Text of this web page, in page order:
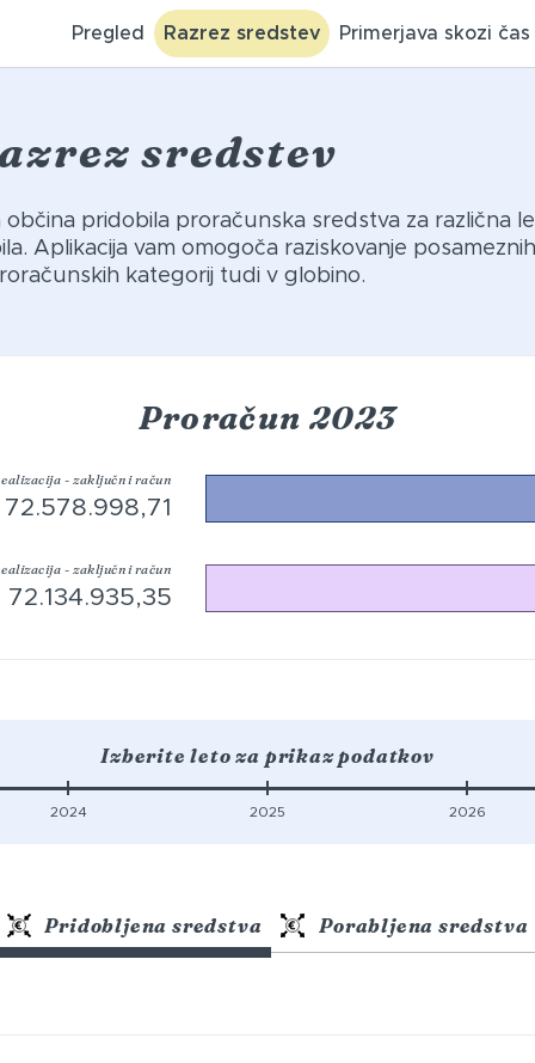
Pregled Razrez sredstev Primerjava skozi čas
sredstev
občina pridobila proračunska sredstva za različna
Aplikacija vam omogoča raziskovanje posameznih
kategorij tudi v globino.
Proračun 2023
- zaključni račun
72.578.998,71
- zaključni račun
72.134.935,35
Izberite leto za prikaz podatkov
2024 2025 2026
Pridobljena sredstva Porabljena sredstva